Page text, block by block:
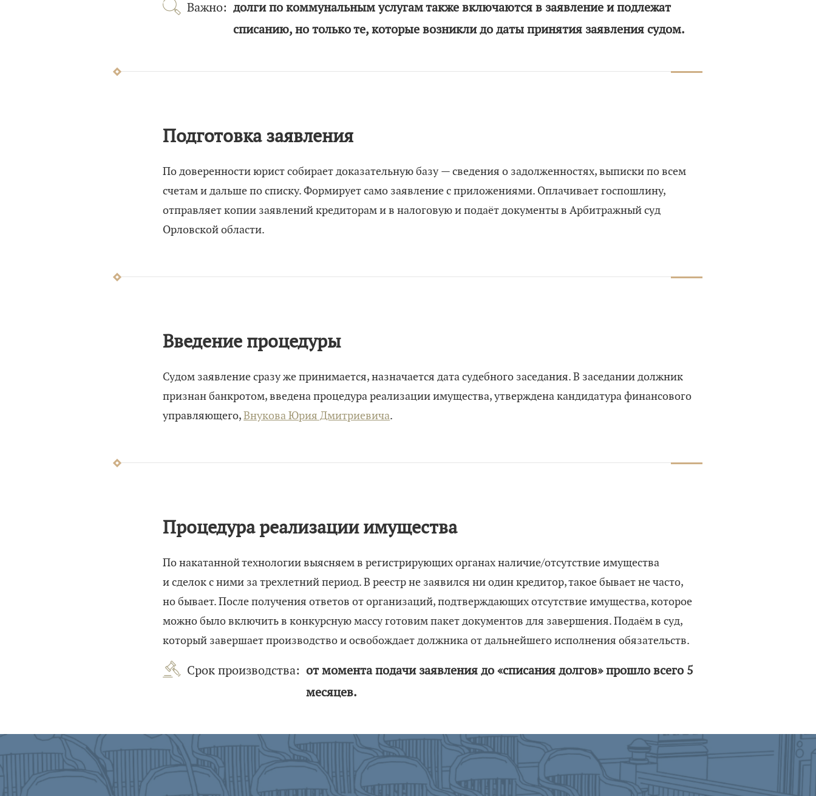
Важно: долги по коммунальным услугам также включаются в заявление и подлежат
списанию, но только те, которые возникли до даты принятия заявления судом.
Подготовка заявления
По доверенности юрист собирает доказательную базу — сведения о задолженностях, выписки по всем
счетам и дальше по списку. Формирует само заявление с приложениями. Оплачивает госпошлину,
отправляет копии заявлений кредиторам и в налоговую и подаёт документы в Арбитражный суд
Орловской области.
Введение процедуры
Судом заявление сразу же принимается, назначается дата судебного заседания. В заседании должник
признан банкротом, введена процедура реализации имущества, утверждена кандидатура финансового
управляющего,Внукова Юрия Дмитриевича.
Процедура реализации имущества
По накатанной технологии выясняем в регистрирующих органах наличие/отсутствие имущества
и сделок с ними за трехлетний период. В реестр не заявился ни один кредитор, такое бывает не часто,
но бывает. После получения ответов от организаций, подтверждающих отсутствие имущества, которое
можно было включить в конкурсную массу готовим пакет документов для завершения. Подаём в суд,
который завершает производство и освобождает должника от дальнейшего исполнения обязательств.
Срок производства: от момента подачи заявления до «списания долгов» прошло всего 5
месяцев.